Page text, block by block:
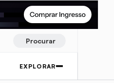
Procurar
EXPLORAR